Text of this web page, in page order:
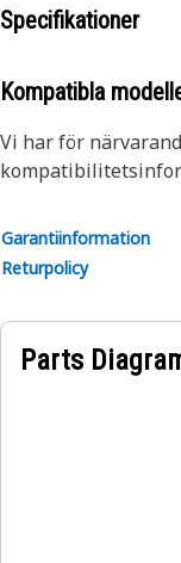
Specifikationer
Kompatibla
Vi har för
Garantiinformation
Returpolicy
Parts